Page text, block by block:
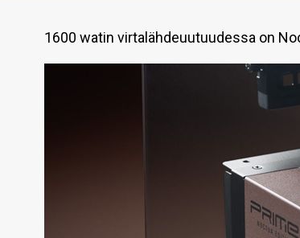
1600 watin virtalähdeuutuudessa on